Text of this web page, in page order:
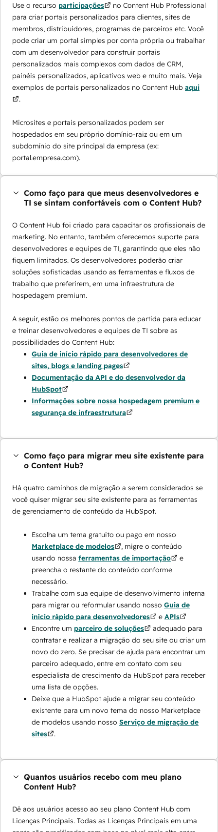
Use o recurso participações
no Content Hub Professional
para criar portais personalizados para clientes, sites de
membros, distribuidores, programas de parceiros etc. Você
pode criar um portal simples por conta própria ou trabalhar
com um desenvolvedor para construir portais
personalizados mais complexos com dados de CRM,
painéis personalizados, aplicativos web e muito mais. Veja
exemplos de portais personalizados no Content Hub aqui
.
Microsites e portais personalizados podem ser
hospedados em seu próprio domínio-raiz ou em um
subdomínio do site principal da empresa (ex:
portal.empresa.com).
Como faço para que meus desenvolvedores e
TI se sintam confortáveis com o Content Hub?
O Content Hub foi criado para capacitar os profissionais de
marketing. No entanto, também oferecemos suporte para
desenvolvedores e equipes de TI, garantindo que eles não
fiquem limitados. Os desenvolvedores poderão criar
soluções sofisticadas usando as ferramentas e fluxos de
trabalho que preferirem, em uma infraestrutura de
hospedagem premium.
A seguir, estão os melhores pontos de partida para educar
e treinar desenvolvedores e equipes de TI sobre as
possibilidades do Content Hub:
Guia de início rápido para desenvolvedores de
sites, blogs e landing pages
Documentação da API e do desenvolvedor da
HubSpot
Informações sobre nossa hospedagem premium e
segurança de infraestrutura
Como faço para migrar meu site existente para
o Content Hub?
Há quatro caminhos de migração a serem considerados se
você quiser migrar seu site existente para as ferramentas
de gerenciamento de conteúdo da HubSpot.
Escolha um tema gratuito ou pago em nosso
Marketplace de modelos
, migre o conteúdo
usando nossa ferramentas de importação
e
preencha o restante do conteúdo conforme
necessário.
Trabalhe com sua equipe de desenvolvimento interna
para migrar ou reformular usando nosso Guia de
início rápido para desenvolvedores
e APIs
Encontre um parceiro de soluções
adequado para
contratar e realizar a migração do seu site ou criar um
novo do zero. Se precisar de ajuda para encontrar um
parceiro adequado, entre em contato com seu
especialista de crescimento da HubSpot para receber
uma lista de opções.
Deixe que a HubSpot ajude a migrar seu conteúdo
existente para um novo tema do nosso Marketplace
de modelos usando nosso Serviço de migração de
sites
.
Quantos usuários recebo com meu plano
Content Hub?
Dê aos usuários acesso ao seu plano Content Hub com
Licenças Principais. Todas as Licenças Principais em uma